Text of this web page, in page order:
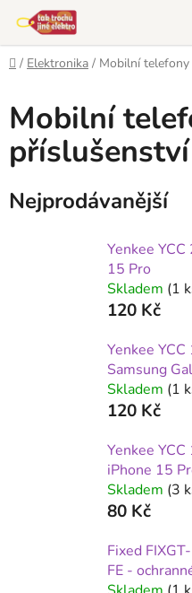
obsah
Domů
/ Elektronika / Mobilní
Mobilní
příslušenství
Nejprodávanější
Yenkee
15 Pro
Skladem (1
120 Kč
Yenkee
Samsung
Skladem (1
120 Kč
Yenkee
iPhone 15
Skladem (3
80 Kč
Fixed
FE -